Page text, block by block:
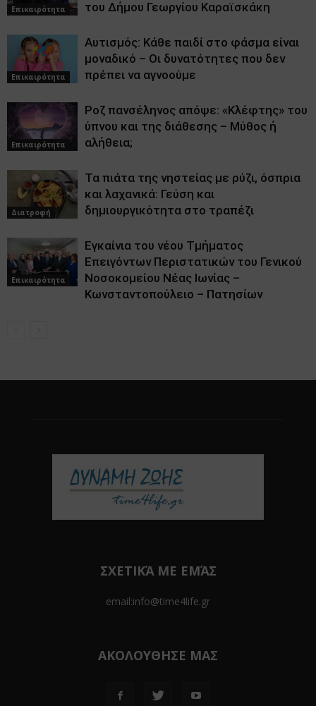
Επικαιρότητα
του Δήμου Γεωργίου Καραϊσκάκη
Επικαιρότητα
Αυτισμός: Κάθε παιδί στο φάσμα είναι
μοναδικό – Οι δυνατότητες που δεν
πρέπει να αγνοούμε
Επικαιρότητα
Ροζ πανσέληνος απόψε: «Κλέφτης» του
ύπνου και της διάθεσης – Μύθος ή
αλήθεια;
Διατροφή
Τα πιάτα της νηστείας με ρύζι, όσπρια
και λαχανικά: Γεύση και
δημιουργικότητα στο τραπέζι
Επικαιρότητα
Εγκαίνια του νέου Τμήματος
Επειγόντων Περιστατικών του Γενικού
Νοσοκομείου Νέας Ιωνίας –
Κωνσταντοπούλειο – Πατησίων
ΣΧΕΤΙΚΆ ΜΕ ΕΜΆΣ
email:info@time4life.gr
ΑΚΟΛΟΥΘΗΣΕ ΜΑΣ